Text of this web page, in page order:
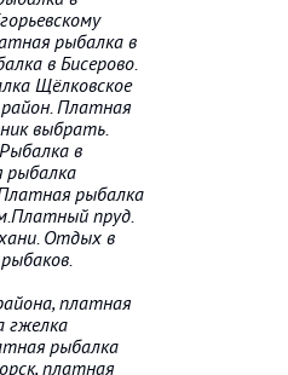
рыбалка в
в Бисерово.
Щёлковское
Платная
выбрать.
в
рыбалка
рыбалка
пруд.
Отдых в
платная
гжелка
рыбалка
платная